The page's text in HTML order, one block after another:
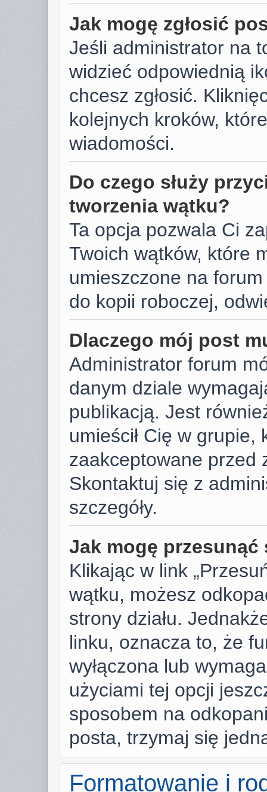
Jak mogę zgłosić
Jeśli administrator na
widzieć odpowiednią
chcesz zgłosić.
kolejnych kroków,
wiadomości.
Do czego służy
tworzenia wątku?
Ta opcja pozwala Ci
Twoich wątków, które
umieszczone na
do kopii roboczej,
Dlaczego mój post
Administrator forum
danym dziale
publikacją. Jest
umieścił Cię w
zaakceptowane przed
Skontaktuj się z
szczegóły.
Jak mogę
Klikając w link
wątku, możesz
strony działu.
linku, oznacza to, że
wyłączona lub
użyciami tej opcji
sposobem na
posta, trzymaj się
Formatowanie i